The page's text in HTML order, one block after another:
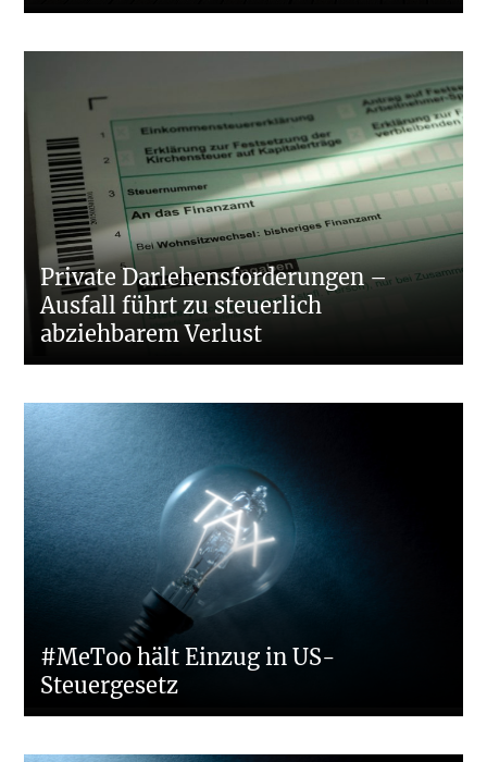
Private Darlehensforderungen –
Ausfall führt zu steuerlich
abziehbarem Verlust
#MeToo hält Einzug in US-
Steuergesetz